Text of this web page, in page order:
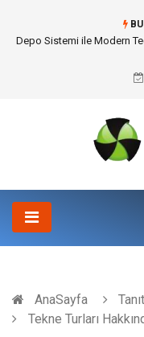
BU
Akrilik Boyama Seti ile
AnaSayfa
Tekne Turları